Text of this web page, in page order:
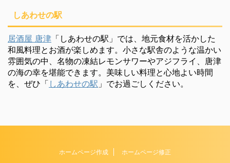
しあわせの駅
居酒屋 唐津 「しあわせの駅」では、地元食材を活かした
和風料理とお酒が楽しめます。小さな駅舎のような温かい
雰囲気の中、名物の凍結レモンサワーやアジフライ、唐津
の海の幸を堪能できます。美味しい料理と心地よい時間
を、ぜひ「 しあわせの駅 」でお過ごしください。
ホームページ作成 ホームページ修正